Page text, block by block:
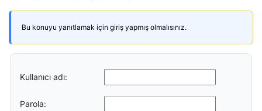
Bu konuyu yanıtlamak için giriş yapmış olmalısınız.
Kullanıcı adı:
Parola: